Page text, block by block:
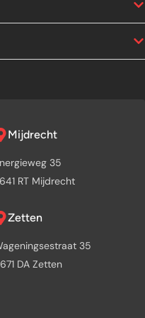
Mijdrecht
35
RT Mijdrecht
Zetten
35
DA Zetten